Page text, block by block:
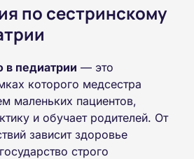
по сестринскому
в педиатрии — это
которого медсестра
маленьких пациентов,
и обучает родителей. От
зависит здоровье
строго